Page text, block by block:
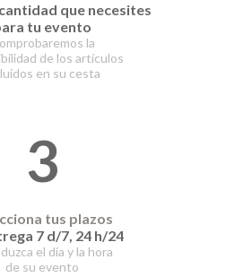
que necesites
tu evento
la
de los artículos
en su cesta
3
tus plazos
7 d/7, 24 h/24
el día y la hora
de su evento